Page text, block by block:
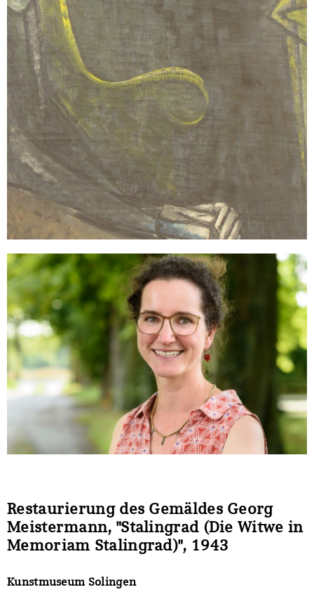
Restaurierung des Gemäldes Georg
Meistermann, "Stalingrad (Die Witwe in
Memoriam Stalingrad)", 1943
Kunstmuseum Solingen
Sonstiges